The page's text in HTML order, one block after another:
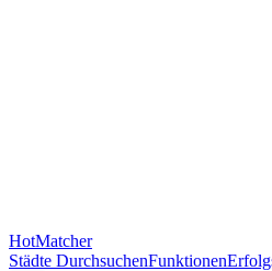
HotMatcher
Städte DurchsuchenFunktionen